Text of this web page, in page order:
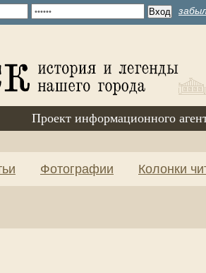
Проект информационного
Фотографии Колонки